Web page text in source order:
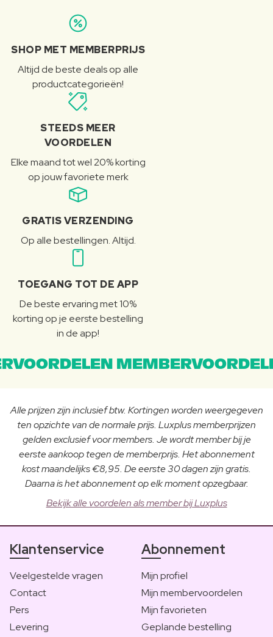
SHOP MET MEMBERPRIJS
Altijd de beste deals op alle
productcategorieën!
STEEDS MEER
VOORDELEN
Elke maand tot wel 20% korting
op jouw favoriete merk
GRATIS VERZENDING
Op alle bestellingen. Altijd.
TOEGANG TOT DE APP
De beste ervaring met 10%
korting op je eerste bestelling
in de app!
Alle prijzen zijn inclusief btw. Kortingen worden weergegeven
ten opzichte van de normale prijs. Luxplus memberprijzen
gelden exclusief voor members. Je wordt member bij je
eerste aankoop tegen de memberprijs. Het abonnement
kost maandelijks €8,95. De eerste 30 dagen zijn gratis.
Daarna is het abonnement op elk moment opzegbaar.
Bekijk alle voordelen als member bij Luxplus
Klantenservice
Veelgestelde vragen
Contact
Pers
Levering
Abonnement
Mijn profiel
Mijn membervoordelen
Mijn favorieten
Geplande bestelling